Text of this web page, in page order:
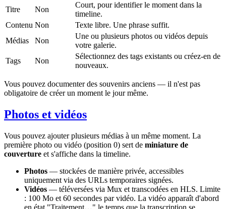
Titre
Non
Court, pour identifier le moment dans la
timeline.
Contenu Non
Texte libre. Une phrase suffit.
Médias
Non
Une ou plusieurs photos ou vidéos depuis
votre galerie.
Tags
Non
Sélectionnez des tags existants ou créez-en de
nouveaux.
Vous pouvez documenter des souvenirs anciens — il n'est pas
obligatoire de créer un moment le jour même.
Photos et vidéos
Vous pouvez ajouter plusieurs médias à un même moment. La
première photo ou vidéo (position 0) sert de miniature de
couverture et s'affiche dans la timeline.
Photos — stockées de manière privée, accessibles
uniquement via des URLs temporaires signées.
Vidéos — téléversées via Mux et transcodées en HLS. Limite
: 100 Mo et 60 secondes par vidéo. La vidéo apparaît d'abord